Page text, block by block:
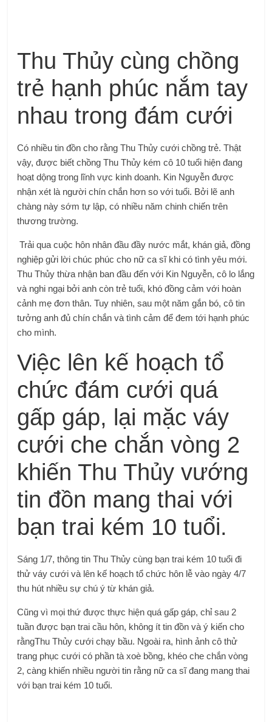
Thu Thủy cùng chồng
trẻ hạnh phúc nắm tay
nhau trong đám cưới
vậy, được biết chồng Thu Thủy kém cô 10 tuổi hiện đang
hoạt dộng trong lĩnh vực kinh doanh. Kin Nguyễn được
nhận xét là người chín chắn hơn so với tuổi. Bởi lẽ anh
chàng này sớm tự lập, có nhiều năm chinh chiến trên
thương trường.
nghiệp gửi lời chúc phúc cho nữ ca sĩ khi có tình yêu mới.
Thu Thủy thừa nhận ban đầu đến với Kin Nguyễn, cô lo lắng
và nghi ngại bởi anh còn trẻ tuổi, khó đồng cảm với hoàn
cảnh mẹ đơn thân. Tuy nhiên, sau một năm gắn bó, cô tin
tưởng anh đủ chín chắn và tình cảm để đem tới hạnh phúc
cho mình.
Việc lên kế hoạch tổ
chức đám cưới quá
gấp gáp, lại mặc váy
cưới che chắn vòng 2
khiến Thu Thủy vướng
tin đồn mang thai với
bạn trai kém 10 tuổi.
thử váy cưới và lên kế hoạch tổ chức hôn lễ vào ngày 4/7
thu hút nhiều sự chú ý từ khán giả.
tuần được bạn trai cầu hôn, không ít tin đồn và ý kiến cho
rằngThu Thủy cưới chạy bầu. Ngoài ra, hình ảnh cô thử
trang phục cưới có phần tà xoè bồng, khéo che chắn vòng
2, càng khiến nhiều người tin rằng nữ ca sĩ đang mang thai
với bạn trai kém 10 tuổi.